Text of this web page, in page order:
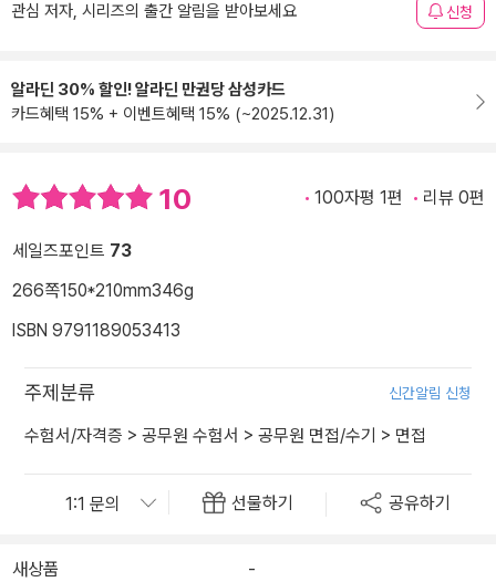
관심 저자, 시리즈의 출간 알림을 받아보세요 신청
알라딘 30% 할인! 알라딘 만권당 삼성카드
카드혜택 15% + 이벤트혜택 15% (~2025.12.31)
10 100자평 1편 리뷰 0편
세일즈포인트 73
266쪽150*210mm346g
ISBN 9791189053413
주제분류 신간알림 신청
수험서/자격증 > 공무원 수험서 > 공무원 면접/수기 > 면접
선물하기 공유하기
새상품
-